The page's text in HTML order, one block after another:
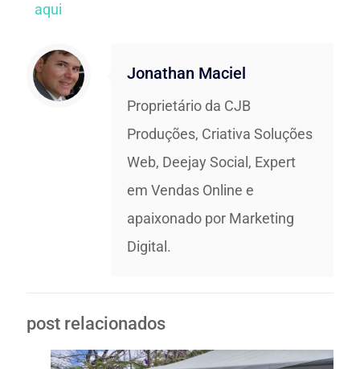
aqui
Jonathan Maciel
Proprietário da CJB
Produções, Criativa Soluções
Web, Deejay Social, Expert
em Vendas Online e
apaixonado por Marketing
Digital.
post relacionados